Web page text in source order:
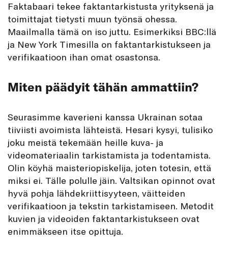
Faktabaari tekee faktantarkistusta yrityksenä ja
toimittajat tietysti muun työnsä ohessa.
Maailmalla tämä on iso juttu. Esimerkiksi BBC:llä
ja New York Timesilla on faktantarkistukseen ja
verifikaatioon ihan omat osastonsa.
Miten päädyit tähän ammattiin?
Seurasimme kaverieni kanssa Ukrainan sotaa
tiiviisti avoimista lähteistä. Hesari kysyi, tulisiko
joku meistä tekemään heille kuva- ja
videomateriaalin tarkistamista ja todentamista.
Olin köyhä maisteriopiskelija, joten totesin, että
miksi ei. Tälle polulle jäin. Valtsikan opinnot ovat
hyvä pohja lähdekriittisyyteen, väitteiden
verifikaatioon ja tekstin tarkistamiseen. Metodit
kuvien ja videoiden faktantarkistukseen ovat
enimmäkseen itse opittuja.